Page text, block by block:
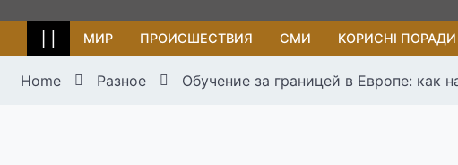
МИР ПРОИСШЕСТВИЯ СМИ КОРИСНІ ПОРАДИ
Home Разное Обучение за границей в Европе: как